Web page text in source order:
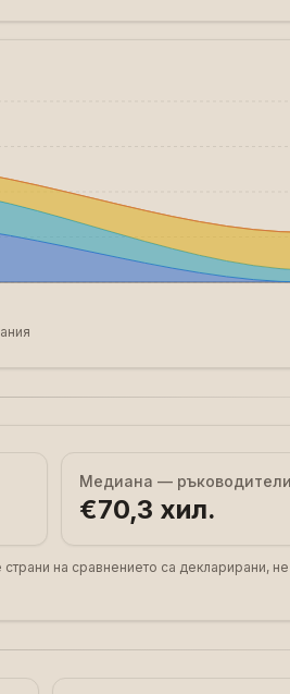
Медиана —
€70,3 хил.
страни на сравнението са декларирани,